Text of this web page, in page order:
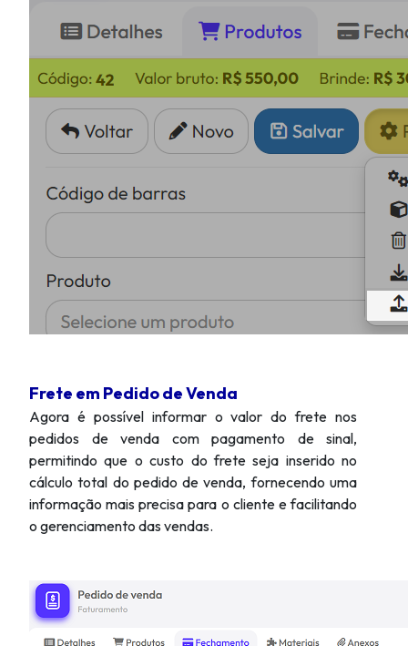
Frete em Pedido de Venda
Agora é possível informar o valor do frete nos
pedidos de venda com pagamento de sinal,
permitindo que o custo do frete seja inserido no
cálculo total do pedido de venda, fornecendo uma
informação mais precisa para o cliente e facilitando
o gerenciamento das vendas.